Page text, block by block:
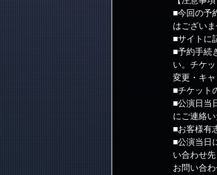
■今回の予
はござい
■サイトに
■予約手続
い。チケ
変更・キ
■チケット
■公演日当
にご連絡
■お客様有
■公演当日
い合わせ
お問い合